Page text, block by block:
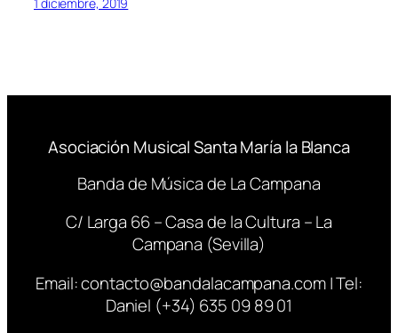
Asociación Musical Santa María la Blanca
Banda de Música de La Campana
C/ Larga 66 – Casa de la Cultura – La
Campana (Sevilla)
Email:contacto@bandalacampana.com| Tel:
Daniel (+34) 635 09 89 01